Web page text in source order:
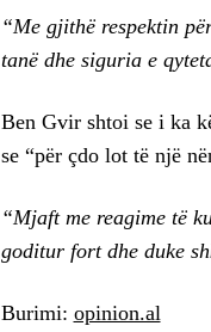
“Me gjithë respektin
tanë dhe siguria e
Ben Gvir shtoi se i ka
se “për çdo lot të një
“Mjaft me reagime të
goditur fort dhe duke
Burimi: opinion.al